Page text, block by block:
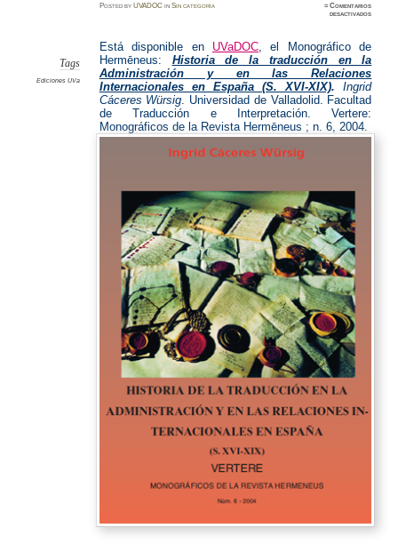
PostedbyUVADOC inSin categoría ≈Comentarios
desactivadosen
Tags
Ediciones UVa
Está disponible en UVaDOC, el Monográfico de
Hermēneus: Historia de la traducción en la
Administración y en las Relaciones
Internacionales en España (S. XVI-XIX). Ingrid
Cáceres Würsig. Universidad de Valladolid. Facultad
de Traducción e Interpretación. Vertere:
Monográficos de la Revista Hermēneus ; n. 6, 2004.